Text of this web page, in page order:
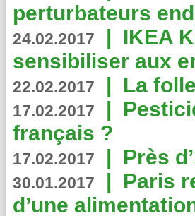
perturbateurs
24.02.2017 | IKEA
sensibiliser aux
22.02.2017 | La
17.02.2017 |
français ?
17.02.2017 | Près
30.01.2017 | Paris
d’une